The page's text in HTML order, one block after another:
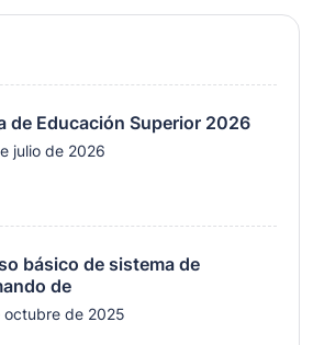
de Educación Superior 2026
julio de 2026
básico de sistema de
de
octubre de 2025